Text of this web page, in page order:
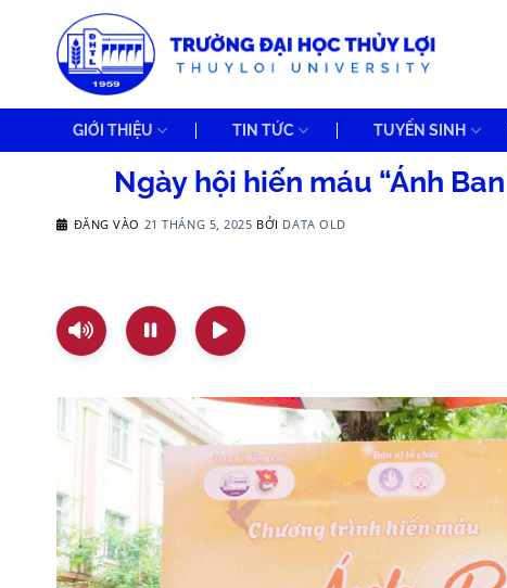
GIỚI THIỆU TIN TỨC TUYỂN SINH
Ngày hội hiến máu “Ánh
ĐĂNG VÀO 21 THÁNG 5, 2025 BỞI DATA OLD